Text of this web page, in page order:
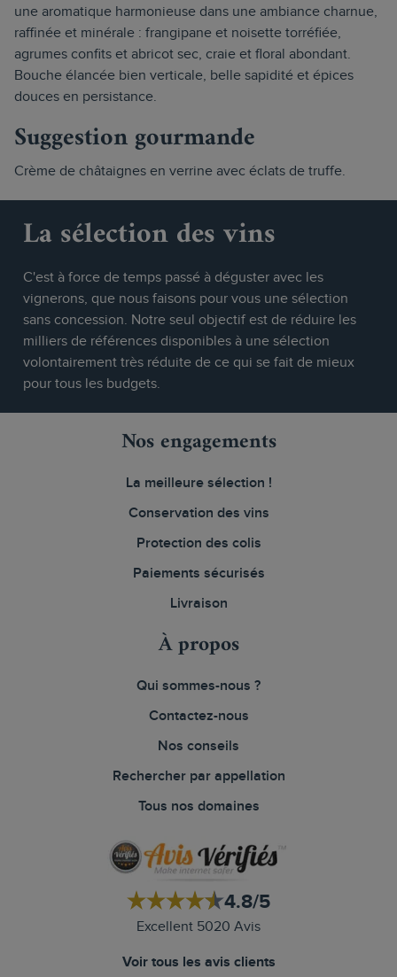
une aromatique harmonieuse dans une ambiance charnue,
raffinée et minérale : frangipane et noisette torréfiée,
agrumes confits et abricot sec, craie et floral abondant.
Bouche élancée bien verticale, belle sapidité et épices
douces en persistance.
Suggestion gourmande
Crème de châtaignes en verrine avec éclats de truffe.
La sélection des vins
C'est à force de temps passé à déguster avec les
vignerons, que nous faisons pour vous une sélection
sans concession. Notre seul objectif est de réduire les
milliers de références disponibles à une sélection
volontairement très réduite de ce qui se fait de mieux
pour tous les budgets.
Nos engagements
La meilleure sélection !
Conservation des vins
Protection des colis
Paiements sécurisés
Livraison
À propos
Qui sommes-nous ?
Contactez-nous
Nos conseils
Rechercher par appellation
Tous nos domaines
4.8/5
Excellent 5020 Avis
Voir tous les avis clients